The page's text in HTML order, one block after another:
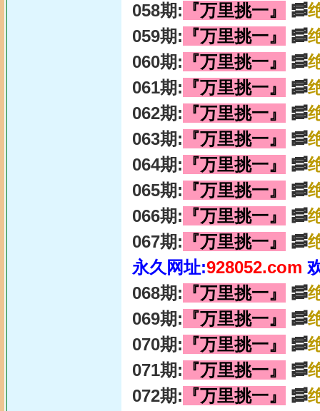
058期: 『万里挑一』 🥓
059期: 『万里挑一』 🥓
060期: 『万里挑一』 🥓
061期: 『万里挑一』 🥓
062期: 『万里挑一』 🥓
063期: 『万里挑一』 🥓
064期: 『万里挑一』 🥓
065期: 『万里挑一』 🥓
066期: 『万里挑一』 🥓
067期: 『万里挑一』 🥓
永久网址:928052.com
068期: 『万里挑一』 🥓
069期: 『万里挑一』 🥓
070期: 『万里挑一』 🥓
071期: 『万里挑一』 🥓
072期: 『万里挑一』 🥓